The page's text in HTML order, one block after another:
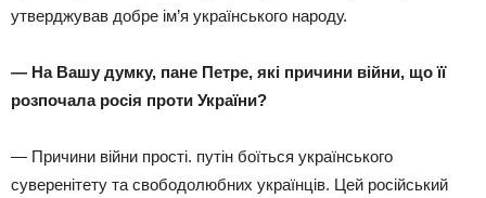
утверджував добре ім’я українського народу.
— На Вашу думку, пане Петре, які причини війни, що її
розпочала росія проти України?
— Причини війни прості. путін боїться українського
суверенітету та свободолюбних українців. Цей російський